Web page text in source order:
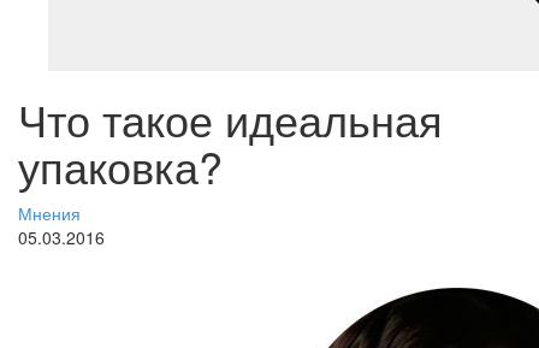
Что такое идеальная
упаковка?
Мнения
05.03.2016